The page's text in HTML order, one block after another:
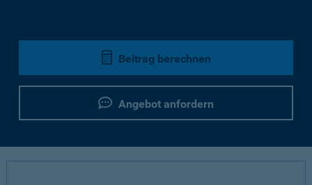
Beitrag berechnen
Angebot anfordern